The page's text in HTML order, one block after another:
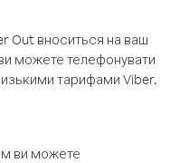
Out вноситься на ваш
можете телефонувати
тарифами Viber.
ви можете